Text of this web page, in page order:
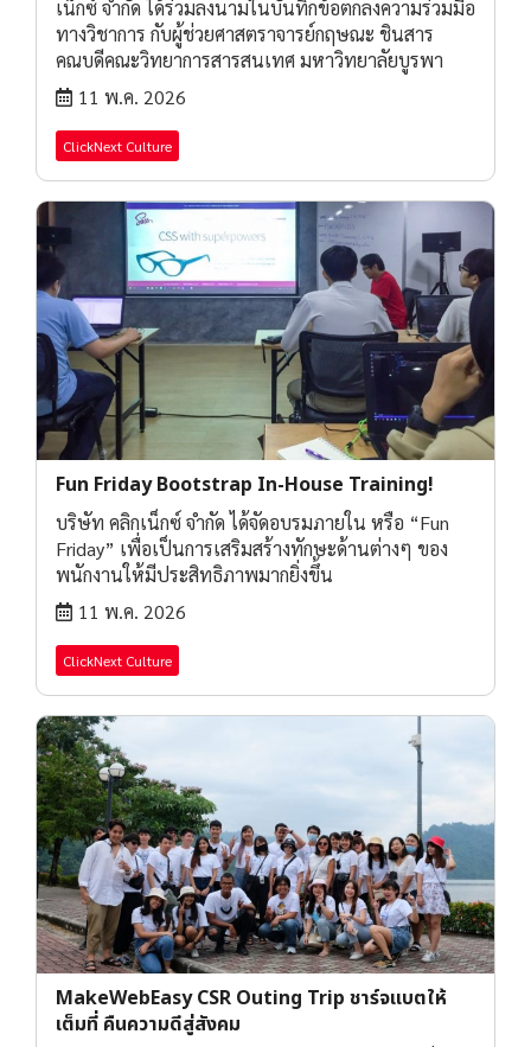
เน็กซ์ จำกัด ได้ร่วมลงนามในบันทึกข้อตกลงความร่วมมือ
ทางวิชาการ กับผู้ช่วยศาสตราจารย์กฤษณะ ชินสาร
คณบดีคณะวิทยาการสารสนเทศ มหาวิทยาลัยบูรพา
11 พ.ค. 2026
ClickNext Culture
Fun Friday Bootstrap In-House Training!
บริษัท คลิกเน็กซ์ จำกัด ได้จัดอบรมภายใน หรือ “Fun
Friday” เพื่อเป็นการเสริมสร้างทักษะด้านต่างๆ ของ
พนักงานให้มีประสิทธิภาพมากยิ่งขึ้น
11 พ.ค. 2026
ClickNext Culture
MakeWebEasy CSR Outing Trip ชาร์จแบตให้
เต็มที่ คืนความดีสู่สังคม